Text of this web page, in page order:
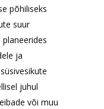
põhiliseks
suur
ja
juhul
või muu